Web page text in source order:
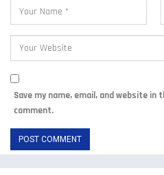
Save my name, email, and website
comment.